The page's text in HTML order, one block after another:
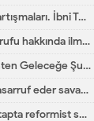
Allah’ın kelamı ve ses tartışmaları. İbni Teymiyye dalaleti
Velilerin ruhlarının tasarrufu hakkında ilmi yazı
İlim ve Fetih Ruhu: Tarihten Geleceğe Şuur Köprüsü
İbn-i Teymiyye Ruhlar tasarruf eder savaşa katılır diyor
Diyanet eliyle basılan kitapta reformist skandal